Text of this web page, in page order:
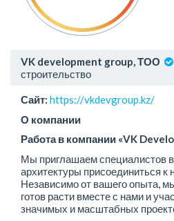
VK development group, ТОО
строительство
Сайт: https://vkdevgroup.kz/
О компании
Работа в компании «VK
Мы приглашаем специалистов
архитектуры присоединиться к
Независимо от вашего опыта,
готов расти вместе с нами и
значимых и масштабных